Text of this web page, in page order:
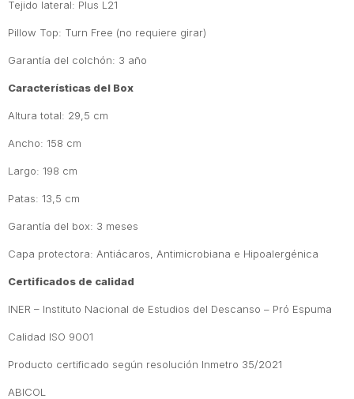
Tejido lateral: Plus L21
Pillow Top: Turn Free (no requiere girar)
Garantía del colchón: 3 año
Características del Box
Altura total: 29,5 cm
Ancho: 158 cm
Largo: 198 cm
Patas: 13,5 cm
Garantía del box: 3 meses
Capa protectora: Antiácaros, Antimicrobiana e Hipoalergénica
Certificados de calidad
INER – Instituto Nacional de Estudios del Descanso – Pró Espuma
Calidad ISO 9001
Producto certificado según resolución Inmetro 35/2021
ABICOL